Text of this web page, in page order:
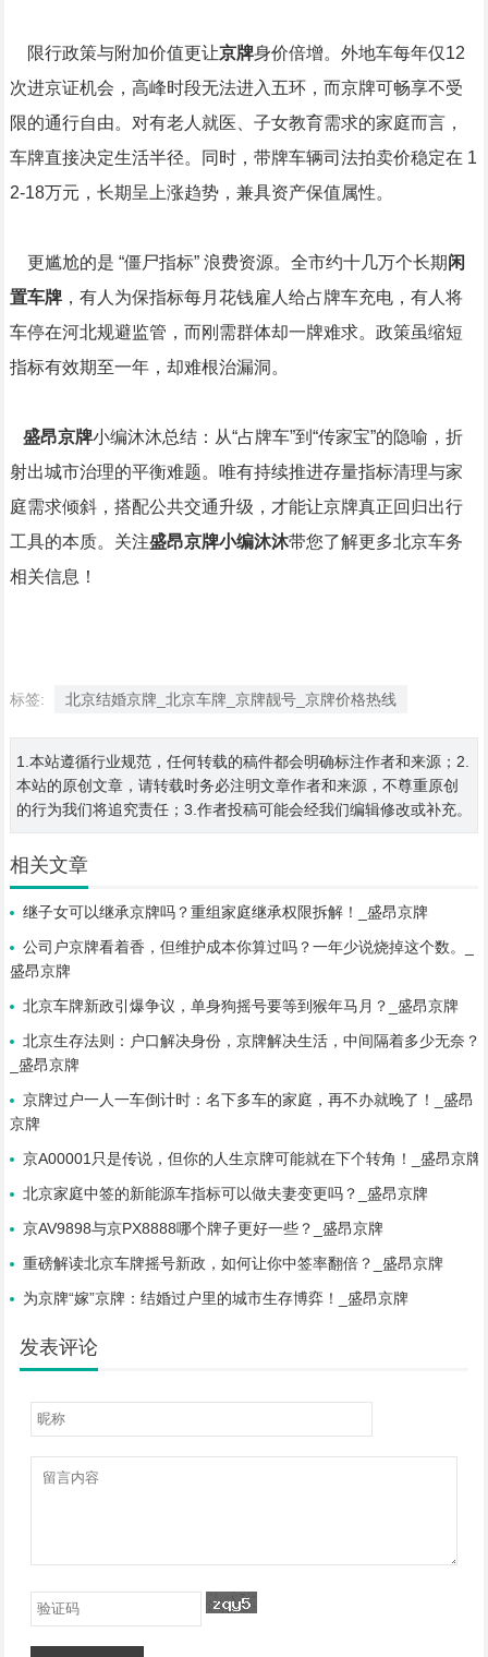
限行政策与附加价值更让京牌身价倍增。外地车每年仅12
次进京证机会，高峰时段无法进入五环，而京牌可畅享不受
限的通行自由。对有老人就医、子女教育需求的家庭而言，
车牌直接决定生活半径。同时，带牌车辆司法拍卖价稳定在 1
2-18万元，长期呈上涨趋势，兼具资产保值属性。
更尴尬的是 “僵尸指标” 浪费资源。全市约十几万个长期闲
置车牌，有人为保指标每月花钱雇人给占牌车充电，有人将
车停在河北规避监管，而刚需群体却一牌难求。政策虽缩短
指标有效期至一年，却难根治漏洞。
盛昂京牌小编沐沐总结：从“占牌车”到“传家宝”的隐喻，折
射出城市治理的平衡难题。唯有持续推进存量指标清理与家
庭需求倾斜，搭配公共交通升级，才能让京牌真正回归出行
工具的本质。关注盛昂京牌小编沐沐带您了解更多北京车务
相关信息！
标签: 北京结婚京牌_北京车牌_京牌靓号_京牌价格热线
1.本站遵循行业规范，任何转载的稿件都会明确标注作者和来源；2.
本站的原创文章，请转载时务必注明文章作者和来源，不尊重原创
的行为我们将追究责任；3.作者投稿可能会经我们编辑修改或补充。
相关文章
继子女可以继承京牌吗？重组家庭继承权限拆解！_盛昂京牌
公司户京牌看着香，但维护成本你算过吗？一年少说烧掉这个数。_
盛昂京牌
北京车牌新政引爆争议，单身狗摇号要等到猴年马月？_盛昂京牌
北京生存法则：户口解决身份，京牌解决生活，中间隔着多少无奈？
_盛昂京牌
京牌过户一人一车倒计时：名下多车的家庭，再不办就晚了！_盛昂
京牌
京A00001只是传说，但你的人生京牌可能就在下个转角！_盛昂京牌
北京家庭中签的新能源车指标可以做夫妻变更吗？_盛昂京牌
京AV9898与京PX8888哪个牌子更好一些？_盛昂京牌
重磅解读北京车牌摇号新政，如何让你中签率翻倍？_盛昂京牌
为京牌“嫁”京牌：结婚过户里的城市生存博弈！_盛昂京牌
发表评论